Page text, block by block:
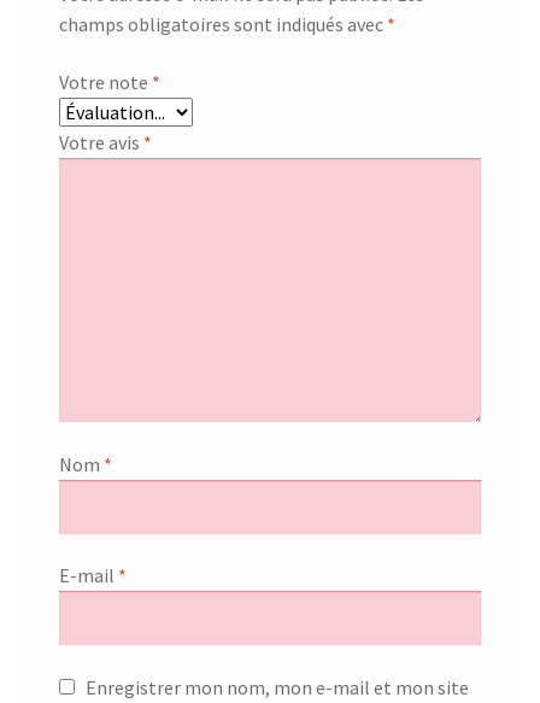
champs obligatoires sont indiqués avec *
Votre note *
Votre avis *
Nom *
E-mail *
Enregistrer mon nom, mon e-mail et mon site